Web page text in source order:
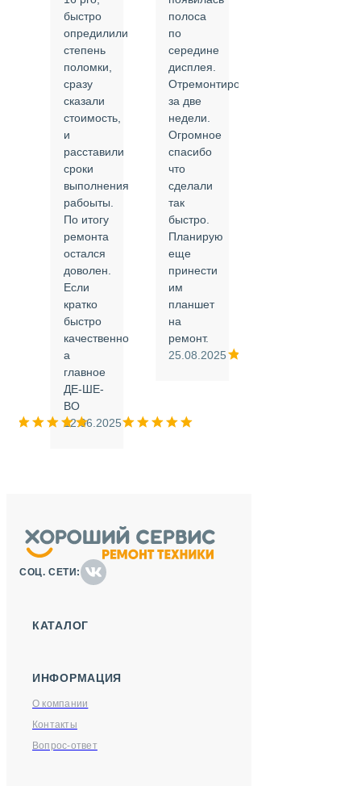
быстро
опредилили
степень
поломки,
сразу
сказали
стоимость,
и
расставили
сроки
выполнения
рабоыты.
По итогу
ремонта
остался
доволен.
Если
кратко
быстро
качественно
а
главное
ДЕ-ШЕ-
ВО
12.06.2025
полоса
по
середине
дисплея.
Отремонтировали
за две
недели.
Огромное
спасибо
что
сделали
так
быстро.
Планирую
еще
принести
им
планшет
на
ремонт.
25.08.2025
СОЦ. СЕТИ:
КАТАЛОГ
ИНФОРМАЦИЯ
О компании
Контакты
Вопрос-ответ